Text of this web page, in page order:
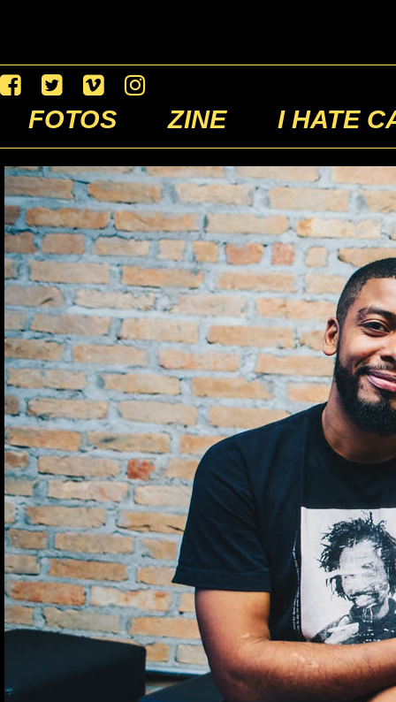
FOTOS ZINE I HATE